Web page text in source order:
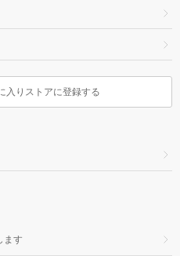
入りストアに登録する
ます